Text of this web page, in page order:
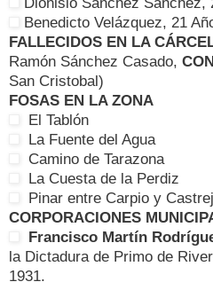
Benedicto Velázquez, 21
FALLECIDOS EN LA
Ramón Sánchez Casado,
San Cristobal)
FOSAS EN LA ZONA
El Tablón
La Fuente del Agua
Camino de Tarazona
La Cuesta de la Perdiz
Pinar entre Carpio y
CORPORACIONES
Francisco Martín
la Dictadura de Primo de
1931.